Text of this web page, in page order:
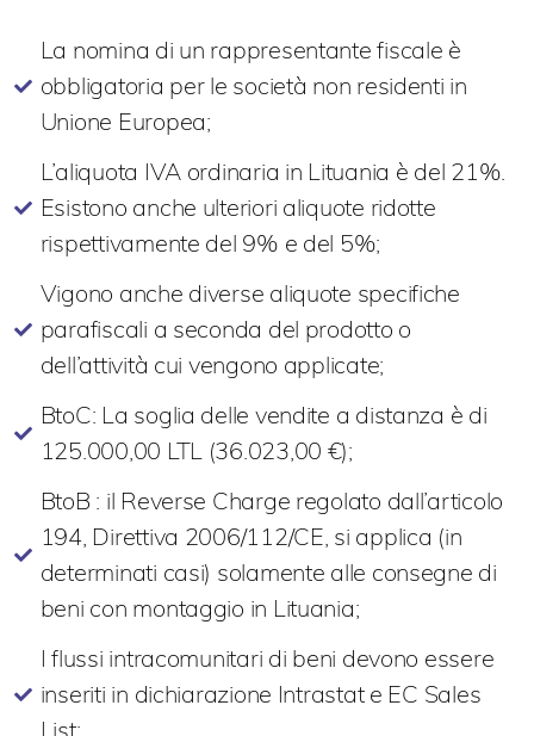
La nomina di un rappresentante fiscale è
obbligatoria per le società non residenti in
Unione Europea;
L’aliquota IVA ordinaria in Lituania è del 21%.
Esistono anche ulteriori aliquote ridotte
rispettivamente del 9% e del 5%;
Vigono anche diverse aliquote specifiche
parafiscali a seconda del prodotto o
dell’attività cui vengono applicate;
BtoC: La soglia delle vendite a distanza è di
125.000,00 LTL (36.023,00 €);
BtoB : il Reverse Charge regolato dall’articolo
194, Direttiva 2006/112/CE, si applica (in
determinati casi) solamente alle consegne di
beni con montaggio in Lituania;
I flussi intracomunitari di beni devono essere
inseriti in dichiarazione Intrastat e EC Sales
List;